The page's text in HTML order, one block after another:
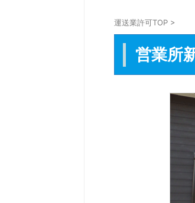
運送業許可TOP >
営業所